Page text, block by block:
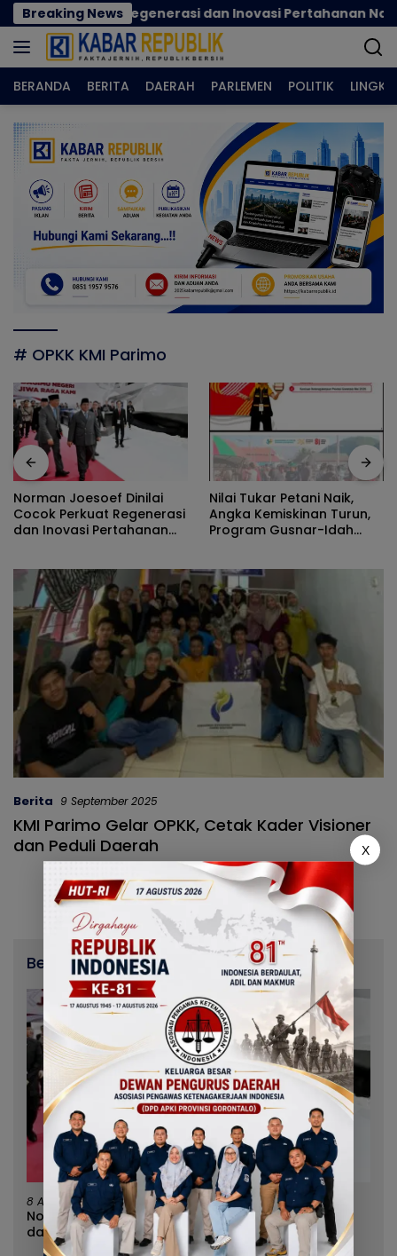
Langsung
ke
konten
Breaking News
Perkuat Regenerasi dan Inovasi Pertahanan Nasional
BERANDA BERITA DAERAH PARLEMEN POLITIK
# OPKK KMI Parimo
Norman Joesoef Dinilai
Cocok Perkuat Regenerasi
dan Inovasi Pertahanan
Nilai Tukar Petani Naik,
Angka Kemiskinan Turun,
Program Gusnar-Idah
Berita 9 September 2025
KMI Parimo Gelar OPKK, Cetak Kader Visioner
dan Peduli Daerah
Berita Terbaru
8 Agustus 2026
Norman Joesoef Dinilai Cocok Perkuat Regenerasi
dan Inovasi Pertahanan Nasional
X